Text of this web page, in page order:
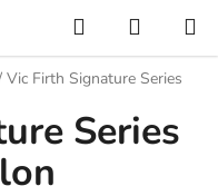
Hľadať
KOŠÍK
Vic Firth Signature Series
Series